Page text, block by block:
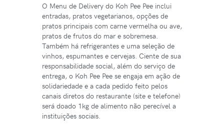
O Menu de Delivery do Koh Pee Pee inclui
entradas, pratos vegetarianos, opções de
pratos principais com carne vermelha ou ave,
pratos de frutos do mar e sobremesa.
Também há refrigerantes e uma seleção de
vinhos, espumantes e cervejas. Ciente de sua
responsabilidade social, além do serviço de
entrega, o Koh Pee Pee se engaja em ação de
solidariedade e a cada pedido feito pelos
canais diretos do restaurante (site e telefone)
será doado 1kg de alimento não perecível a
instituições sociais.